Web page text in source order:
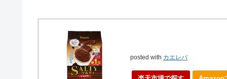
posted with カエレバ